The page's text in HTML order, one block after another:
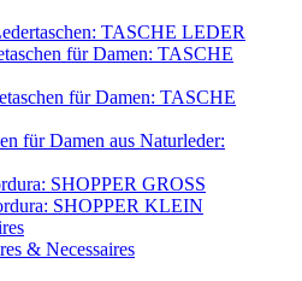
TASCHE LEDER
für Damen: TASCHE
für Damen: TASCHE
für Damen aus Naturleder:
SHOPPER GROSS
SHOPPER KLEIN
& Necessaires